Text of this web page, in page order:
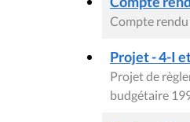
Compte rendu
Projet - 4-I
Projet de
budgétaire